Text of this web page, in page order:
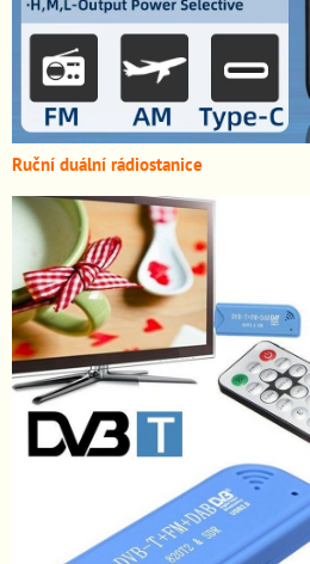
Ruční duální rádiostanice